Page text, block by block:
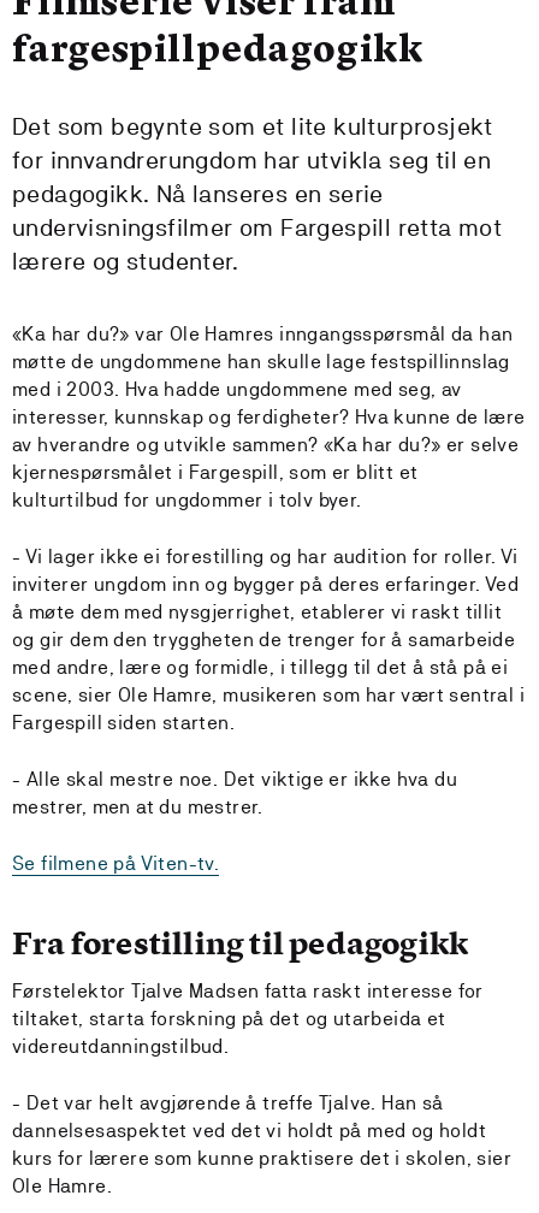
fargespillpedagogikk
Det som begynte som et lite kulturprosjekt
for innvandrerungdom har utvikla seg til en
pedagogikk. Nå lanseres en serie
undervisningsfilmer om Fargespill retta mot
lærere og studenter.
«Ka har du?» var Ole Hamres inngangsspørsmål da han
møtte de ungdommene han skulle lage festspillinnslag
med i 2003. Hva hadde ungdommene med seg, av
interesser, kunnskap og ferdigheter? Hva kunne de lære
av hverandre og utvikle sammen? «Ka har du?» er selve
kjernespørsmålet i Fargespill, som er blitt et
kulturtilbud for ungdommer i tolv byer.
- Vi lager ikke ei forestilling og har audition for roller. Vi
inviterer ungdom inn og bygger på deres erfaringer. Ved
å møte dem med nysgjerrighet, etablerer vi raskt tillit
og gir dem den tryggheten de trenger for å samarbeide
med andre, lære og formidle, i tillegg til det å stå på ei
scene, sier Ole Hamre, musikeren som har vært sentral i
Fargespill siden starten.
- Alle skal mestre noe. Det viktige er ikke hva du
mestrer, men at du mestrer.
Se filmene på Viten-tv.
Fra forestilling til pedagogikk
Førstelektor Tjalve Madsen fatta raskt interesse for
tiltaket, starta forskning på det og utarbeida et
videreutdanningstilbud.
- Det var helt avgjørende å treffe Tjalve. Han så
dannelsesaspektet ved det vi holdt på med og holdt
kurs for lærere som kunne praktisere det i skolen, sier
Ole Hamre.